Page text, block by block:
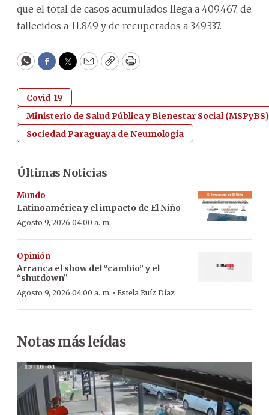
que el total de casos acumulados llega a 409.467, de
fallecidos a 11.849 y de recuperados a 349.337.
WhatsApp
Facebook
Twitter
EmailCopyPrint
Covid-19
Ministerio de Salud Pública y Bienestar Social (MSPyBS)
Sociedad Paraguaya de Neumología
Últimas Noticias
Mundo
Latinoamérica y el impacto de El Niño
Agosto 9, 2026 04:00 a. m.
Opinión
Arranca el show del “cambio” y el
“shutdown”
Agosto 9, 2026 04:00 a. m. · Estela Ruíz Díaz
Notas más leídas